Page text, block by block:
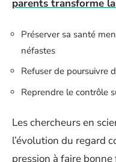
parents transforme
Préserver sa santé
néfastes
Refuser de poursuivre
Reprendre le contrôle
Les chercheurs en
l’évolution du regard
pression à faire